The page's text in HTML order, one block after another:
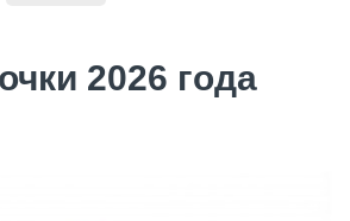
2026 года